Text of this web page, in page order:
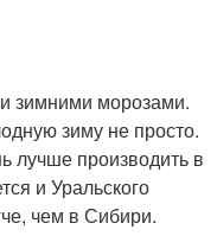
зимними морозами.
зиму не просто.
лучше производить в
и Уральского
чем в Сибири.